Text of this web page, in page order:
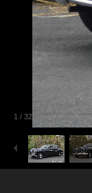
1 / 32